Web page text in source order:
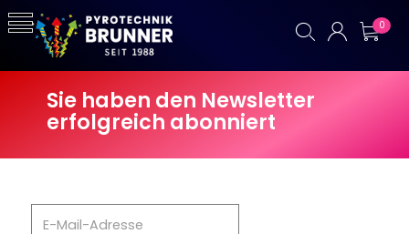
0
Sie haben den Newsletter
erfolgreich abonniert